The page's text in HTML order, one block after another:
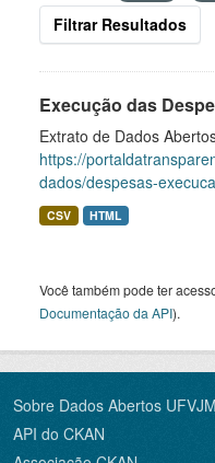
Filtrar Resultados
Execução das
Extrato de Dados
https://
dados/despesas-
CSV HTML
Você também pode ter
Documentação da API).
Sobre Dados Abertos UFVJM
API do CKAN